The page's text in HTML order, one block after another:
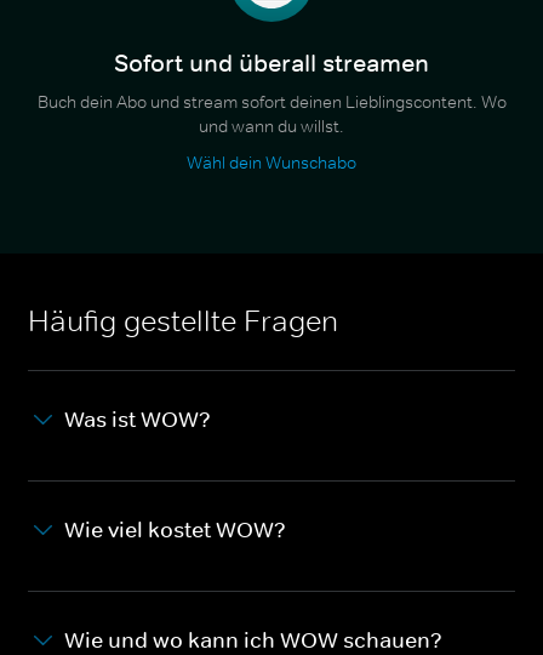
Sofort und überall streamen
Buch dein Abo und stream sofort deinen Lieblingscontent. Wo
und wann du willst.
Wähl dein Wunschabo
Häufig gestellte Fragen
Was ist WOW?
Wie viel kostet WOW?
Wie und wo kann ich WOW schauen?